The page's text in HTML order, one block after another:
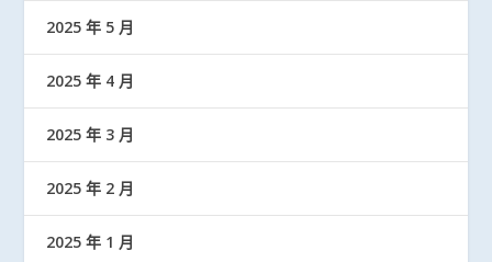
2025 年 5 月
2025 年 4 月
2025 年 3 月
2025 年 2 月
2025 年 1 月